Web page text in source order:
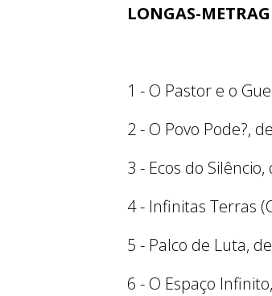
LONGAS-
1 - O Pastor e o
2 - O Povo Pode?,
3 - Ecos do
4 - Infinitas Terras
5 - Palco de Luta,
6 - O Espaço